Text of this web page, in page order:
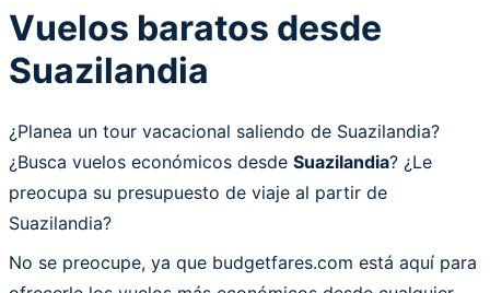
Vuelos baratos desde
Suazilandia
¿Planea un tour vacacional saliendo de Suazilandia?
¿Busca vuelos económicos desde Suazilandia? ¿Le
preocupa su presupuesto de viaje al partir de
Suazilandia?
No se preocupe, ya que budgetfares.com está aquí para